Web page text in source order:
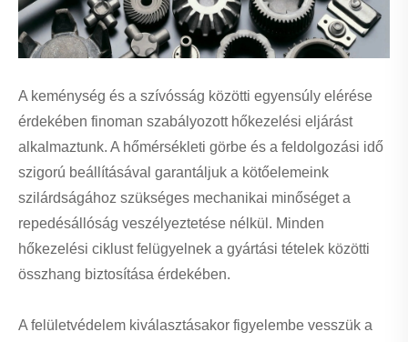
A keménység és a szívósság közötti egyensúly elérése
érdekében finoman szabályozott hőkezelési eljárást
alkalmaztunk. A hőmérsékleti görbe és a feldolgozási idő
szigorú beállításával garantáljuk a kötőelemeink
szilárdságához szükséges mechanikai minőséget a
repedésállóság veszélyeztetése nélkül. Minden
hőkezelési ciklust felügyelnek a gyártási tételek közötti
összhang biztosítása érdekében.
A felületvédelem kiválasztásakor figyelembe vesszük a